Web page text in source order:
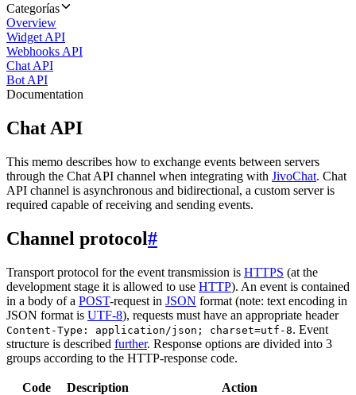
Categorías
Overview
Widget API
Webhooks API
Chat API
Bot API
Documentation
Chat API
This memo describes how to exchange events between servers
through the Chat API channel when integrating with JivoChat. Chat
API channel is asynchronous and bidirectional, a custom server is
required capable of receiving and sending events.
Channel protocol#
Transport protocol for the event transmission is HTTPS (at the
development stage it is allowed to use HTTP). An event is contained
in a body of a POST-request in JSON format (note: text encoding in
JSON format is UTF-8), requests must have an appropriate header
Content-Type: application/json; charset=utf-8. Event
structure is described further. Response options are divided into 3
groups according to the HTTP-response code.
Code Description Action